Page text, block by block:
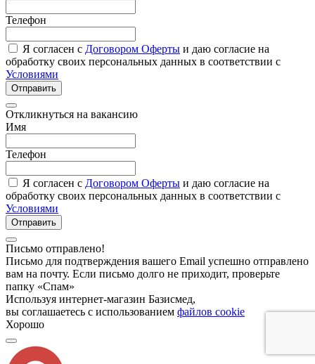
Телефон
Я согласен с Договором Оферты и даю согласие на
обработку своих персональных данных в соответствии с
Условиями
Отправить
Откликнуться на вакансию
Имя
Телефон
Я согласен с Договором Оферты и даю согласие на
обработку своих персональных данных в соответствии с
Условиями
Отправить
Письмо отправлено!
Письмо для подтверждения вашего Email успешно отправлено
вам на почту. Если письмо долго не приходит, проверьте
папку «Спам»
Используя интернет-магазин Базисмед,
вы соглашаетесь с использованием файлов cookie
Хорошо